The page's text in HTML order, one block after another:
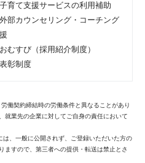
子育て支援サービスの利用補助
外部カウンセリング・コーチング
おむすび（採用紹介制度）
表彰制度
働契約締結時の労働条件と異なることがあり
就業先の企業に対してご自身の責任において
、一般に公開されず、ご登録いただいた方の
ますので、第三者への提供・転送は禁止とさ